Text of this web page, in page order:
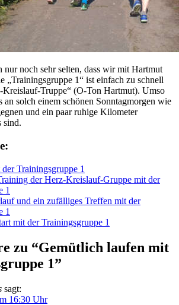
nur noch sehr selten, dass wir mit Hartmut
„Trainingsgruppe 1“ ist einfach zu schnell
Kreislauf-Truppe“ (O-Ton Hartmut). Umso
an solch einem schönen Sonntagmorgen wie
und ein paar ruhige Kilometer
sind.
Trainingsgruppe 1
der Herz-Kreislauf-Gruppe mit der
1
und ein zufälliges Treffen mit der
1
mit der Trainingsgruppe 1
zu “Gemütlich laufen mit
1”
sagt:
16:30 Uhr